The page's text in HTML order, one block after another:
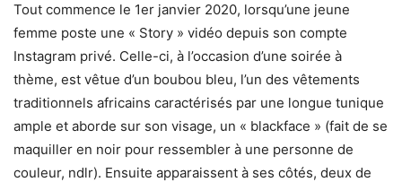
Tout commence le 1er janvier 2020, lorsqu’une jeune
femme poste une « Story » vidéo depuis son compte
Instagram privé. Celle-ci, à l’occasion d’une soirée à
thème, est vêtue d’un boubou bleu, l’un des vêtements
traditionnels africains caractérisés par une longue tunique
ample et aborde sur son visage, un « blackface » (fait de se
maquiller en noir pour ressembler à une personne de
couleur, ndlr). Ensuite apparaissent à ses côtés, deux de